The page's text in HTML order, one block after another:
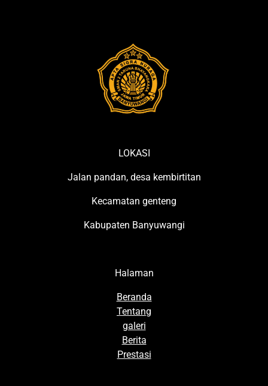
LOKASI
Jalan pandan, desa kembirtitan
Kecamatan genteng
Kabupaten Banyuwangi
Halaman
Beranda
Tentang
galeri
Berita
Prestasi